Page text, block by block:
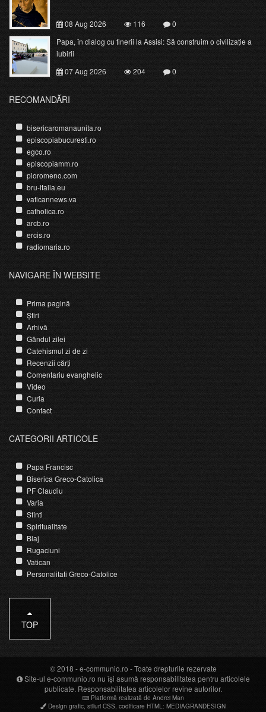
08 Aug 2026 116
0
Papa, în dialog cu tinerii la Assisi: Să construim o civilizație a
iubirii
07 Aug 2026
204 0
RECOMANDĂRI
bisericaromanaunita.ro
episcopiabucuresti.ro
egco.ro
episcopiamm.ro
pioromeno.com
bru-italia.eu
vaticannews.va
catholica.ro
arcb.ro
ercis.ro
radiomaria.ro
NAVIGARE ÎN WEBSITE
Prima pagină
Știri
Arhivă
Gândul zilei
Catehismul zi de zi
Recenzii cărți
Comentariu evanghelic
Video
Curia
Contact
CATEGORII ARTICOLE
Papa Francisc
Biserica Greco-Catolica
PF Claudiu
Varia
Sfinti
Spiritualitate
Blaj
Rugaciuni
Vatican
Personalitati Greco-Catolice
TOP
© 2018 -e-communio.ro - Toate drepturile rezervate
Site-ul e-communio.ro nu își asumă responsabilitatea pentru articolele
publicate. Responsabilitatea articolelor revine autorilor.
Platformă realizată de Andrei Man
Design grafic, stiluri CSS, codificare HTML: MEDIAGRANDESIGN